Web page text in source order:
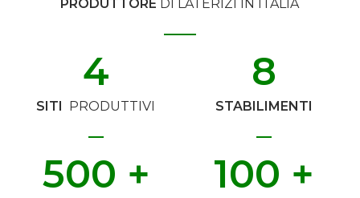
PRODUTTORE DI LATERIZI IN ITALIA
SITI PRODUTTIVI
4
STABILIMENTI
8
500 + 100 +